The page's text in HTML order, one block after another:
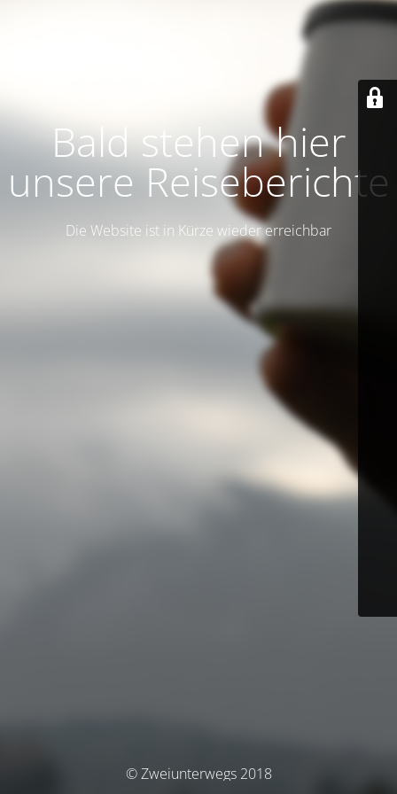
Bald stehen hier
unsere Reiseberichte
Die Website ist in Kürze wieder erreichbar
© Zweiunterwegs 2018